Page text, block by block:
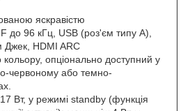
яскравістю
до 96 кГц, USB (роз'єм типу A),
Джек, HDMI ARC
кольору, опціонально доступний у
червоному або темно-
Вт, у режимі standby (функція